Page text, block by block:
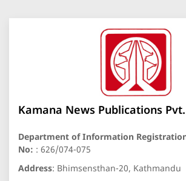
Kamana News Publications
Department of Information
No: : 626/074-075
Address: Bhimsensthan-20, Kathmandu